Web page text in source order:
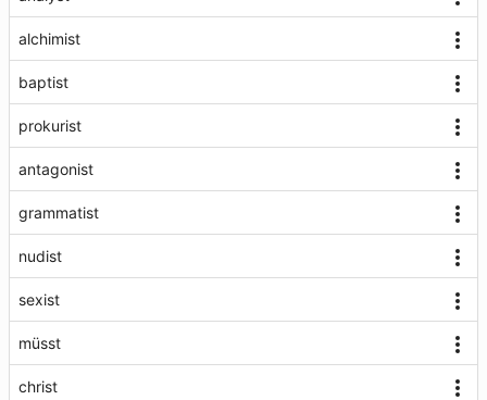
alchimist
baptist
prokurist
antagonist
grammatist
nudist
sexist
müsst
christ